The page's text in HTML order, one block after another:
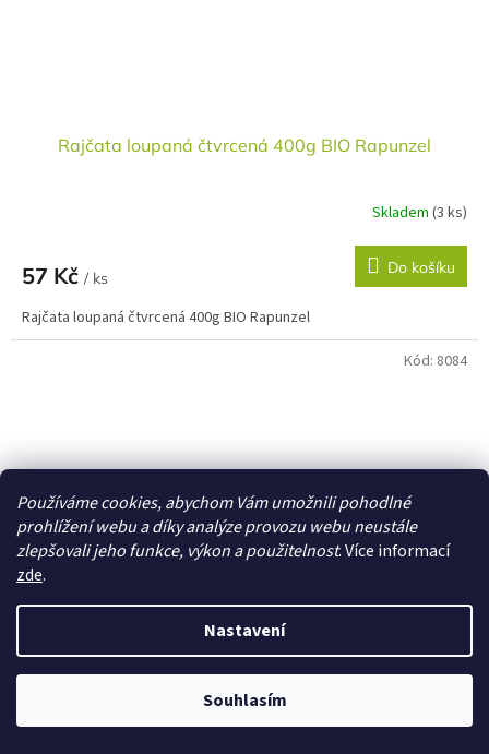
Používáme cookies, abychom Vám umožnili pohodlné
prohlížení webu a díky analýze provozu webu neustále
zlepšovali jeho funkce, výkon a použitelnost. Více informací
zde.
Nastavení
Souhlasím
Rajčata loupaná čtvrcená 400g BIO Rapunzel
Skladem (3 ks)
57 Kč / ks
Do košíku
Rajčata loupaná čtvrcená 400g BIO Rapunzel
Rajčata loupaná 400g
Kód: 8084